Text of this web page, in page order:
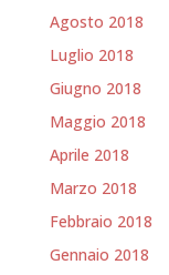
Agosto 2018
Luglio 2018
Giugno 2018
Maggio 2018
Aprile 2018
Marzo 2018
Febbraio 2018
Gennaio 2018